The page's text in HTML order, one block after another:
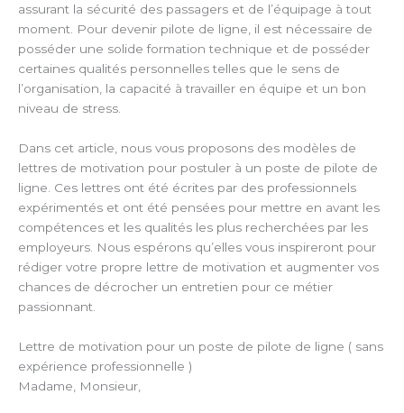
assurant la sécurité des passagers et de l’équipage à tout
moment. Pour devenir pilote de ligne, il est nécessaire de
posséder une solide formation technique et de posséder
certaines qualités personnelles telles que le sens de
l’organisation, la capacité à travailler en équipe et un bon
niveau de stress.
Dans cet article, nous vous proposons des modèles de
lettres de motivation pour postuler à un poste de pilote de
ligne. Ces lettres ont été écrites par des professionnels
expérimentés et ont été pensées pour mettre en avant les
compétences et les qualités les plus recherchées par les
employeurs. Nous espérons qu’elles vous inspireront pour
rédiger votre propre lettre de motivation et augmenter vos
chances de décrocher un entretien pour ce métier
passionnant.
Lettre de motivation pour un poste de pilote de ligne ( sans
expérience professionnelle )
Madame, Monsieur,